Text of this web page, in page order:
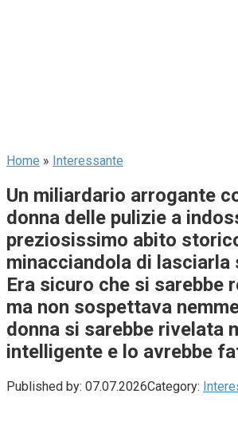
Home » Interessante
Un miliardario arrogante
donna delle pulizie a
preziosissimo abito
minacciandola di lasciarla
Era sicuro che si sarebbe
ma non sospettava
donna si sarebbe rivelata
intelligente e lo avrebbe
Published by: 07.07.2026Category: